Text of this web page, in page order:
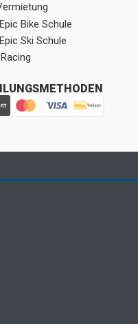
Bike Schule
Ski Schule